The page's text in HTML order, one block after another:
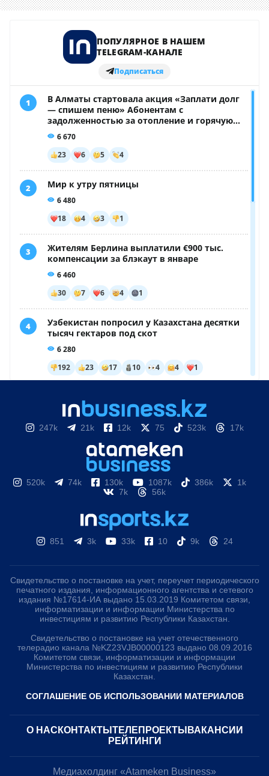
247k 21k 12k 75 523k 17k
520k 74k 130k 1087k 386k
1k
7k
56k
851 3k 33k 10 9k 24
Свидетельство о постановке на учет, переучет периодического
печатного издания, информационного агентства и сетевого
издания №17614-ИА выдано 15.03.2019 Комитетом связи,
информатизации и информации Министерства по
инвестициям и развитию Республики Казахстан.
Свидетельство о постановке на учет отечественного
телерадио канала №KZ23VJB00000123 выдано 08.09.2016
Комитетом связи, информатизации и информации
Министерства по инвестициям и развитию Республики
Казахстан.
СОГЛАШЕНИЕ ОБ ИСПОЛЬЗОВАНИИ МАТЕРИАЛОВ
О НАС КОНТАКТЫ ТЕЛЕПРОЕКТЫ ВАКАНСИИ
РЕЙТИНГИ
Медиахолдинг «Atameken Business»